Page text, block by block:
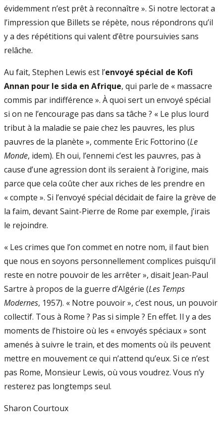
évidemment n’est prêt à reconnaître ». Si notre lectorat a
l’impression que Billets se répète, nous répondrons qu’il
y a des répétitions qui valent d’être poursuivies sans
relâche.
Au fait, Stephen Lewis est l’envoyé spécial de Kofi
Annan pour le sida en Afrique, qui parle de « massacre
commis par indifférence ». À quoi sert un envoyé spécial
si on ne l’encourage pas dans sa tâche ? « Le plus lourd
tribut à la maladie se paie chez les pauvres, les plus
pauvres de la planète », commente Eric Fottorino (Le
Monde, idem). Eh oui, l’ennemi c’est les pauvres, pas à
cause d’une agression dont ils seraient à l’origine, mais
parce que cela coûte cher aux riches de les prendre en
« compte ». Si l’envoyé spécial décidait de faire la grève de
la faim, devant Saint-Pierre de Rome par exemple, j’irais
le rejoindre.
« Les crimes que l’on commet en notre nom, il faut bien
que nous en soyons personnellement complices puisqu’il
reste en notre pouvoir de les arrêter », disait Jean-Paul
Sartre à propos de la guerre d’Algérie (Les Temps
Modernes, 1957). « Notre pouvoir », c’est nous, un pouvoir
collectif. Tous à Rome ? Pas si simple ? En effet. Il y a des
moments de l’histoire où les « envoyés spéciaux » sont
amenés à suivre le train, et des moments où ils peuvent
mettre en mouvement ce qui n’attend qu’eux. Si ce n’est
pas Rome, Monsieur Lewis, où vous voudrez. Vous n’y
resterez pas longtemps seul.
Sharon Courtoux